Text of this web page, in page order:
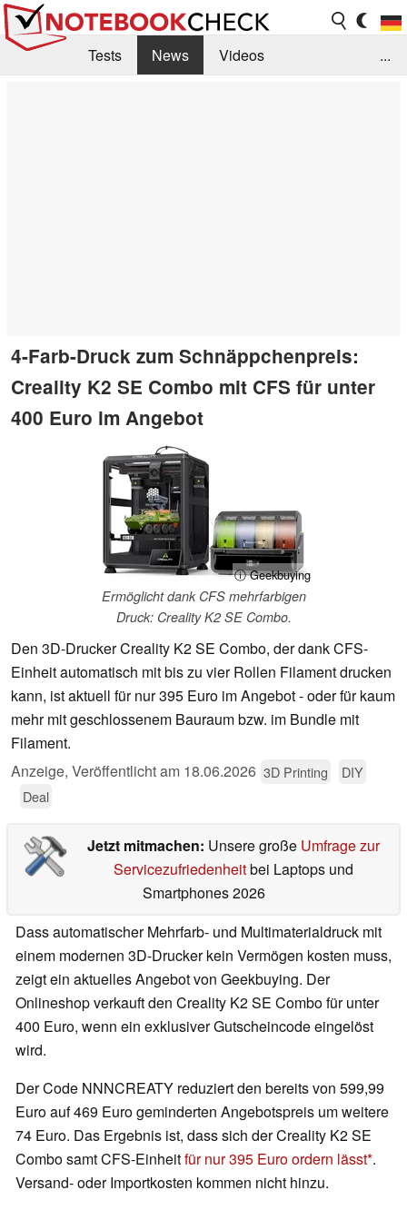
Tests News
Videos
...
4-Farb-Druck zum Schnäppchenpreis:
Creality K2 SE Combo mit CFS für unter
400 Euro im Angebot
ⓘ Geekbuying
Ermöglicht dank CFS mehrfarbigen
Druck: Creality K2 SE Combo.
Den 3D-Drucker Creality K2 SE Combo, der dank CFS-
Einheit automatisch mit bis zu vier Rollen Filament drucken
kann, ist aktuell für nur 395 Euro im Angebot - oder für kaum
mehr mit geschlossenem Bauraum bzw. im Bundle mit
Filament.
Anzeige, Veröffentlicht am 18.06.2026 3D Printing
DIY
Deal
Jetzt mitmachen: Unsere große Umfrage zur
Servicezufriedenheitbei Laptops und
Smartphones 2026
Dass automatischer Mehrfarb- und Multimaterialdruck mit
einem modernen 3D-Drucker kein Vermögen kosten muss,
zeigt ein aktuelles Angebot von Geekbuying. Der
Onlineshop verkauft den Creality K2 SE Combo für unter
400 Euro, wenn ein exklusiver Gutscheincode eingelöst
wird.
Der Code NNNCREATY reduziert den bereits von 599,99
Euro auf 469 Euro geminderten Angebotspreis um weitere
74 Euro. Das Ergebnis ist, dass sich der Creality K2 SE
Combo samt CFS-Einheitfür nur 395 Euro ordern lässt .
Versand- oder Importkosten kommen nicht hinzu.